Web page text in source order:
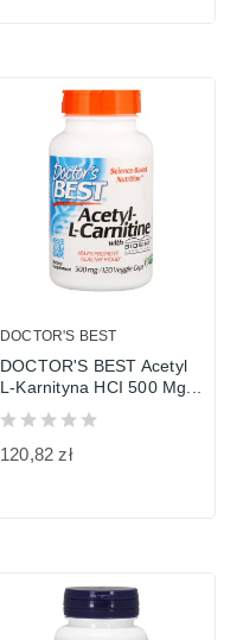
DOCTOR'S BEST
DOCTOR'S BEST Acetyl
L-Karnityna HCI 500 Mg...
120,82 zł